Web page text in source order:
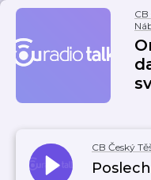
CB
CB Český